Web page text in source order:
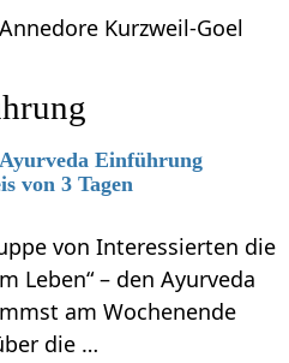
Kurzweil-Goel
Ayurveda Einführung
von 3 Tagen
von Interessierten die
Leben“ – den Ayurveda
am Wochenende
die …